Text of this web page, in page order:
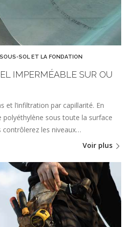
SOL ET LA FONDATION
IMPERMÉABLE SUR OU
et l’infiltration par capillarité. En
polyéthylène sous toute la surface
contrôlerez les niveaux…
Voir plus